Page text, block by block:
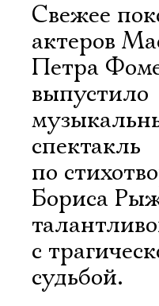
Свежее
актеров
Петра
выпустило
спектакль
по
Бориса
с
судьбой.